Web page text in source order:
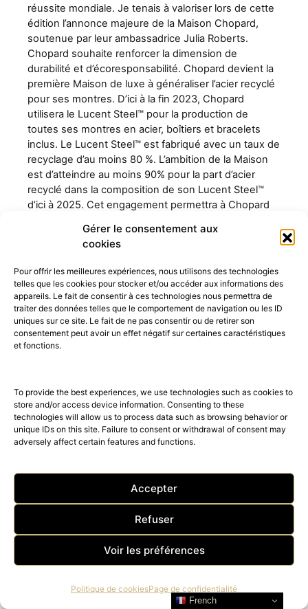
Gérer le consentement aux
cookies
Pour offrir les meilleures expériences, nous utilisons des technologies
telles que les cookies pour stocker et/ou accéder aux informations des
appareils. Le fait de consentir à ces technologies nous permettra de
traiter des données telles que le comportement de navigation ou les ID
uniques sur ce site. Le fait de ne pas consentir ou de retirer son
consentement peut avoir un effet négatif sur certaines caractéristiques
et fonctions.
To provide the best experiences, we use technologies such as cookies to
store and/or access device information. Consenting to these
technologies will allow us to process data such as browsing behavior or
unique IDs on this site. Failure to consent or withdrawal of consent may
adversely affect certain features and functions.
Accepter
Refuser
Voir les préférences
Politique de cookiesPage de confidentialité
réussite mondiale. Je tenais à valoriser lors de cette
édition l’annonce majeure de la Maison Chopard,
soutenue par leur ambassadrice Julia Roberts.
Chopard souhaite renforcer la dimension de
durabilité et d’écoresponsabilité. Chopard devient la
première Maison de luxe à généraliser l’acier recyclé
pour ses montres. D’ici à la fin 2023, Chopard
utilisera le Lucent Steel™ pour la production de
toutes ses montres en acier, boîtiers et bracelets
inclus. Le Lucent Steel™ est fabriqué avec un taux de
recyclage d’au moins 80 %. L’ambition de la Maison
est d’atteindre au moins 90% pour la part d’acier
recyclé dans la composition de son Lucent Steel™
d’ici à 2025. Cet engagement permettra à Chopard
carbone de son acier.
French